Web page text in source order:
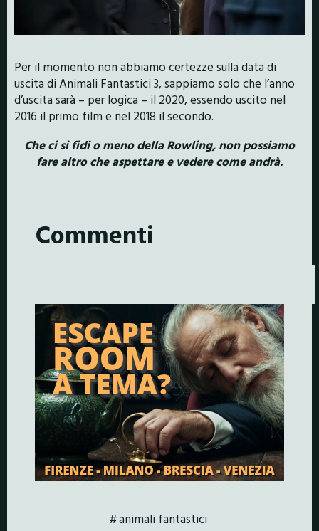
Per il momento non abbiamo certezze sulla data di
uscita di Animali Fantastici 3, sappiamo solo che l’anno
d’uscita sarà – per logica – il 2020, essendo uscito nel
2016 il primo film e nel 2018 il secondo.
Che ci si fidi o meno della Rowling, non possiamo
fare altro che aspettare e vedere come andrà.
Commenti
animali fantastici